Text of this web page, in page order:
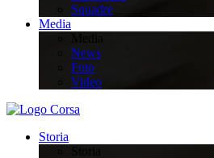
Squadre
Media
News
Foto
Video
Storia